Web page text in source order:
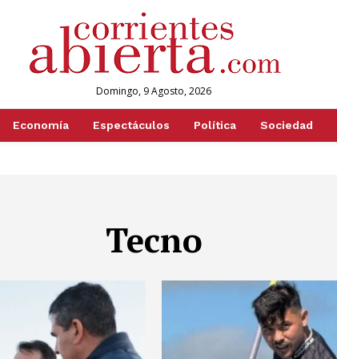
Domingo, 9 Agosto, 2026
Economía Espectáculos Política Sociedad
Tecno